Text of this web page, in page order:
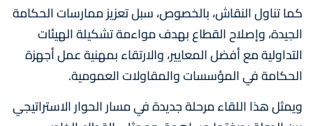
كما تناول النقاش، بالخصوص، سبل تعزيز ممارسات الحكامة
الجيدة، وإصلاح القطاع بهدف مواءمة تشكيلة الهيئات
التداولية مع أفضل المعايير، والارتقاء بمهنية عمل أجهزة
الحكامة في المؤسسات والمقاولات العمومية.
ويمثل هذا اللقاء مرحلة جديدة في مسار الحوار الاستراتيجي